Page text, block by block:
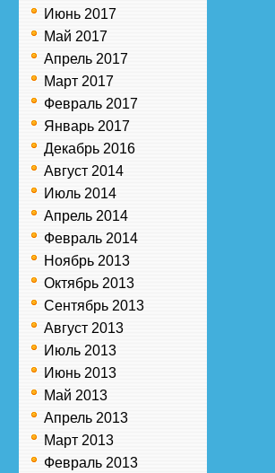
Июнь 2017
Май 2017
Апрель 2017
Март 2017
Февраль 2017
Январь 2017
Декабрь 2016
Август 2014
Июль 2014
Апрель 2014
Февраль 2014
Ноябрь 2013
Октябрь 2013
Сентябрь 2013
Август 2013
Июль 2013
Июнь 2013
Май 2013
Апрель 2013
Март 2013
Февраль 2013